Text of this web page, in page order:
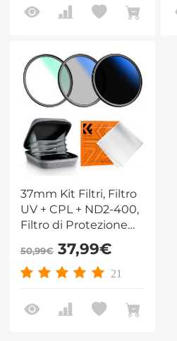
Serie Nano-Klear
37mm Kit Filtri, Filtro
UV + CPL + ND2-400,
Filtro di Protezione
MCUV + Polarizzatore
+ Densità Neutra
ND2-400 con
Serie Nano-Klear
50,99€37,99€
21